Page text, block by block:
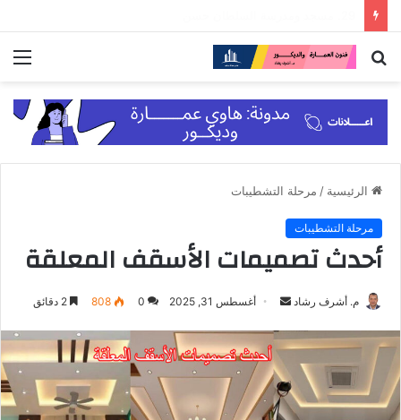
بحث
الرئيسية / مرحلة التشطيبات
مرحلة التشطيبات
أحدث تصميمات الأسقف المعلقة
م. أشرف رشاد
أرسل
إلكترونيا
أغسطس 31, 2025 0
808